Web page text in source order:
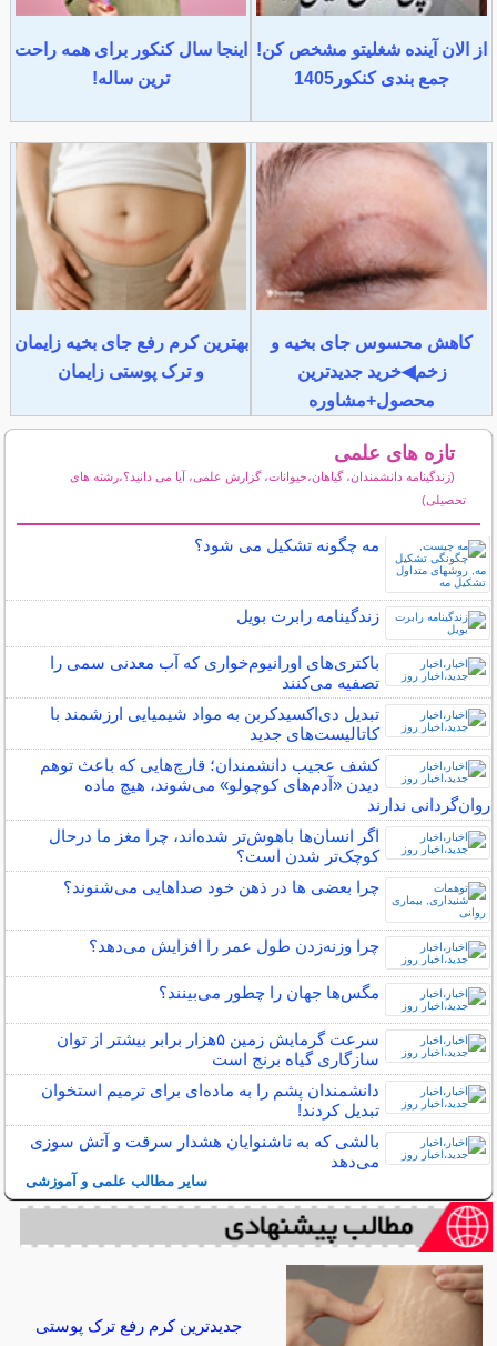
از الان آینده شغلیتو مشخص کن!
جمع بندی کنکور1405
اینجا سال کنکور برای همه راحت
ترین ساله!
کاهش محسوس جای بخیه و
زخم◀خرید جدیدترین
محصول+مشاوره
بهترین کرم رفع جای بخیه زایمان
و ترک پوستی زایمان
تازه های علمی
(زندگینامه دانشمندان، گیاهان،حیوانات، گزارش علمی، آیا می دانید؟،رشته های
تحصیلی)
مه چگونه تشکیل می شود؟
زندگینامه رابرت بویل
باکتری‌های اورانیوم‌خواری که آب معدنی سمی را
تصفیه می‌کنند
تبدیل دی‌اکسیدکربن به مواد شیمیایی ارزشمند با
کاتالیست‌های جدید
کشف عجیب دانشمندان؛ قارچ‌هایی که باعث توهم
دیدن «آدم‌های کوچولو» می‌شوند، هیچ ماده
روان‌گردانی ندارند
اگر انسان‌ها باهوش‌تر شده‌اند، چرا مغز ما درحال
کوچک‌تر شدن است؟
چرا بعضی ها در ذهن خود صداهایی می‌شنوند؟
چرا وزنه‌زدن طول عمر را افزایش می‌دهد؟
مگس‌ها جهان را چطور می‌بینند؟
سرعت گرمایش زمین ۵هزار برابر بیشتر از توان
سازگاری گیاه برنج است
دانشمندان پشم را به ماده‌ای برای ترمیم استخوان
تبدیل کردند!
بالشی که به ناشنوایان هشدار سرقت و آتش سوزی
می‌دهد
سایر مطالب علمی و آموزشی
جدیدترین کرم رفع ترک پوستی